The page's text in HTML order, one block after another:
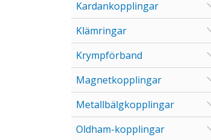
Kardankopplingar
Klämringar
Krympförband
Magnetkopplingar
Metallbälgkopplingar
Oldham-kopplingar